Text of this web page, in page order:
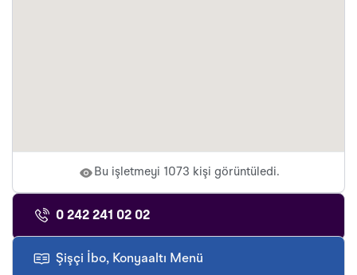
Bu işletmeyi 1073 kişi görüntüledi.
0 242 241 02 02
Şişçi İbo, Konyaaltı Menü